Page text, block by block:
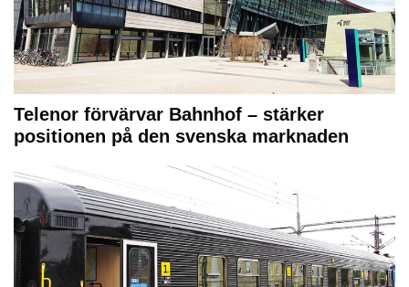
Telenor förvärvar Bahnhof – stärker
positionen på den svenska marknaden